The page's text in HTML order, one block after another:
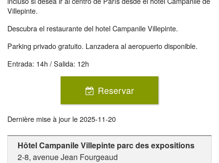
Villepinte.
Descubra el restaurante del hotel Campanile Villepinte.
Parking privado gratuito. Lanzadera al aeropuerto disponible.
Entrada: 14h / Salida: 12h
Reservar
Dernière mise à jour le2025-11-20
Hôtel Campanile Villepinte parc des expositions
2-8, avenue Jean Fourgeaud